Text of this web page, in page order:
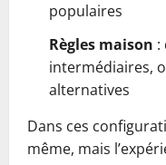
populaires
Règles maison :
intermédiaires,
alternatives
Dans ces
même, mais